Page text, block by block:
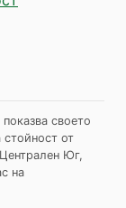
своето
от
Юг,
на